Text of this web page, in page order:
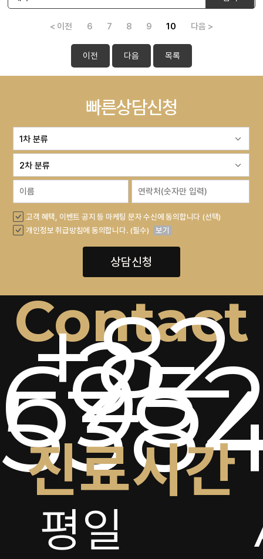
< 이전 6 7 8 9 10 다음 >
이전 다음 목록
빠른상담신청
고객 혜택, 이벤트 공지 등 마케팅 문자 수신에 동의합니다 (선택)
개인정보 취급방침에 동의합니다. (필수)
보기
상담신청
Contact
+82
2-
진료시간
평일